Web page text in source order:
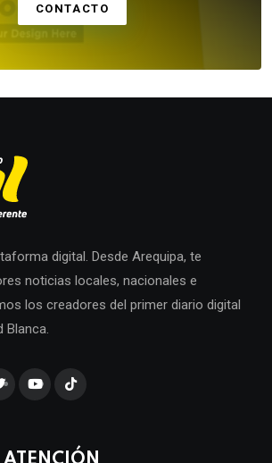
CONTACTO
digital. Desde Arequipa, te
noticias locales, nacionales e
los creadores del primer diario digital